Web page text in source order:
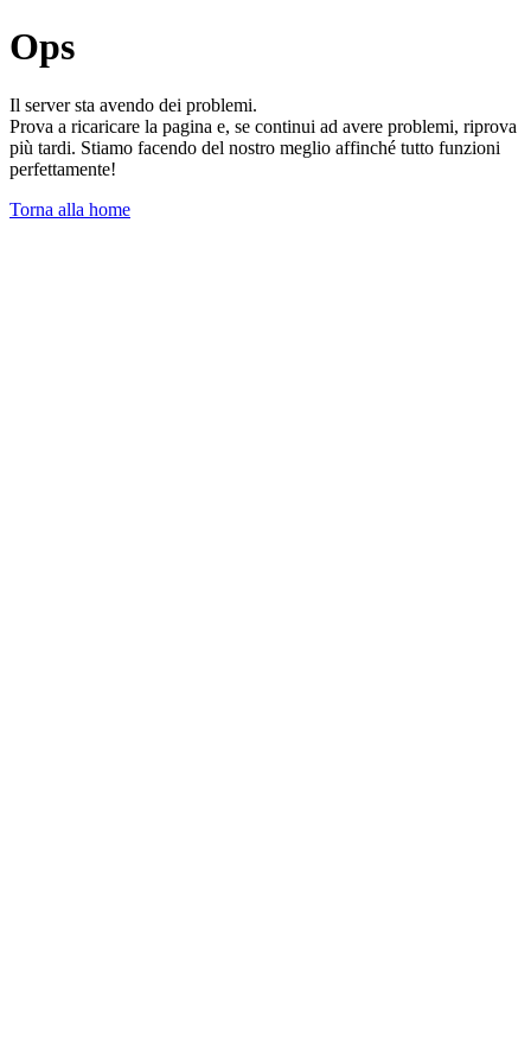
Ops
Il server sta avendo dei problemi.
Prova a ricaricare la pagina e, se continui ad avere problemi, riprova
più tardi. Stiamo facendo del nostro meglio affinché tutto funzioni
perfettamente!
Torna alla home